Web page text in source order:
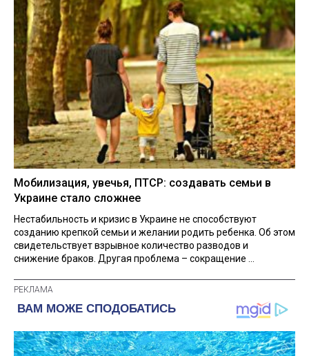
Мобилизация, увечья, ПТСР: создавать семьи в
Украине стало сложнее
Нестабильность и кризис в Украине не способствуют
созданию крепкой семьи и желании родить ребенка. Об этом
свидетельствует взрывное количество разводов и
снижение браков. Другая проблема – сокращение ...